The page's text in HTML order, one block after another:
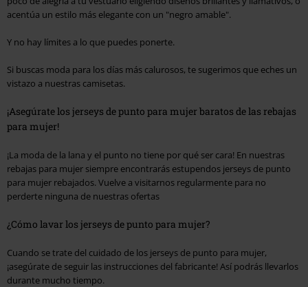
acentúa un estilo más elegante con un "negro amable".
Y no hay límites a lo que puedes ponerte.
Si buscas moda para los días más calurosos, te sugerimos que eches un
vistazo a nuestras camisetas.
¡Asegúrate los jerseys de punto para mujer baratos de las rebajas
para mujer!
¡La moda de la lana y el punto no tiene por qué ser cara! En nuestras
rebajas para mujer siempre encontrarás estupendos jerseys de punto
para mujer rebajados. Vuelve a visitarnos regularmente para no
perderte ninguna de nuestras ofertas
¿Cómo lavar los jerseys de punto para mujer?
Cuando se trate del cuidado de los jerseys de punto para mujer,
¡asegúrate de seguir las instrucciones del fabricante! Así podrás llevarlos
durante mucho tiempo.